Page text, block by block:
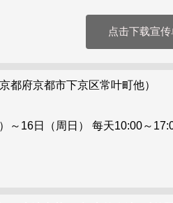
点击下载宣传
都府京都市下京区常叶町他）
～16日（周日） 每天10:00～